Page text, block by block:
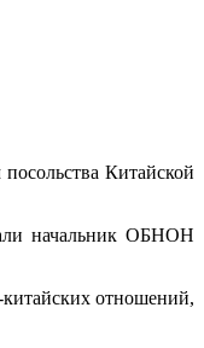
Китайской
начальник ОБНОН
отношений,